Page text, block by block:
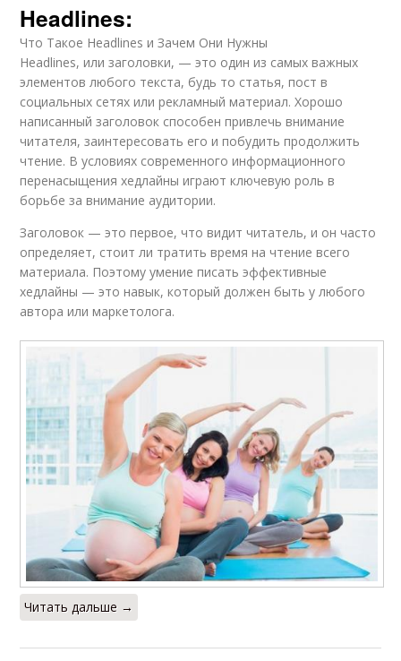
Headlines:
Что Такое Headlines и Зачем Они Нужны
Headlines, или заголовки, — это один из самых важных
элементов любого текста, будь то статья, пост в
социальных сетях или рекламный материал. Хорошо
написанный заголовок способен привлечь внимание
читателя, заинтересовать его и побудить продолжить
чтение. В условиях современного информационного
перенасыщения хедлайны играют ключевую роль в
борьбе за внимание аудитории.
Заголовок — это первое, что видит читатель, и он часто
определяет, стоит ли тратить время на чтение всего
материала. Поэтому умение писать эффективные
хедлайны — это навык, который должен быть у любого
автора или маркетолога.
Читать дальше →